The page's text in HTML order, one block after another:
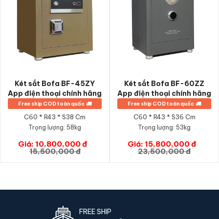
sạn, cửa hàng mà vẫn sang trọng.
Ưu điểm Két sắt Liberty LB58-S10-PRO-
được những giá trị sau:
Két sắt Bofa BF-45ZY
App điện thoại chính hãng
Free ship COD toàn quốc
C60 * R43 * S38 Cm
Trọng lượng: 58kg
Giá: 10,800,000 đ
15,500,000 đ
GIỎ HÀNG
Két sắt Bofa BF-60ZZ
App điện thoại chính hãng
Free ship COD toàn quốc
C60 * R43 * S36 Cm
Trọng lượng: 53kg
Giá: 15,800,000 đ
23,500,000 đ
GIỎ HÀNG
FREE SHIP